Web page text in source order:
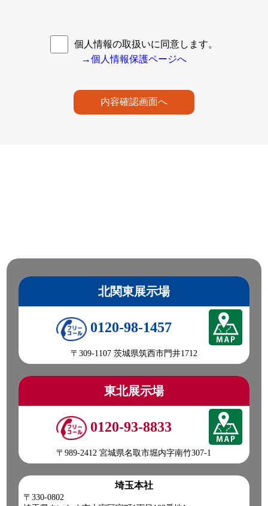
個人情報の取扱いに同意します。
→個人情報保護ページへ
内容確認画面へ
北関東展示場
0120-98-1457
〒309-1107 茨城県筑西市門井1712
東北展示場
0120-93-8833
〒989-2412 宮城県名取市堀内字南竹307-1
埼玉本社
〒330-0802